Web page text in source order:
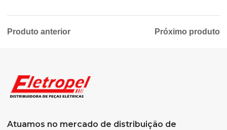
Produto anterior Próximo produto
Atuamos no mercado de distribuição de